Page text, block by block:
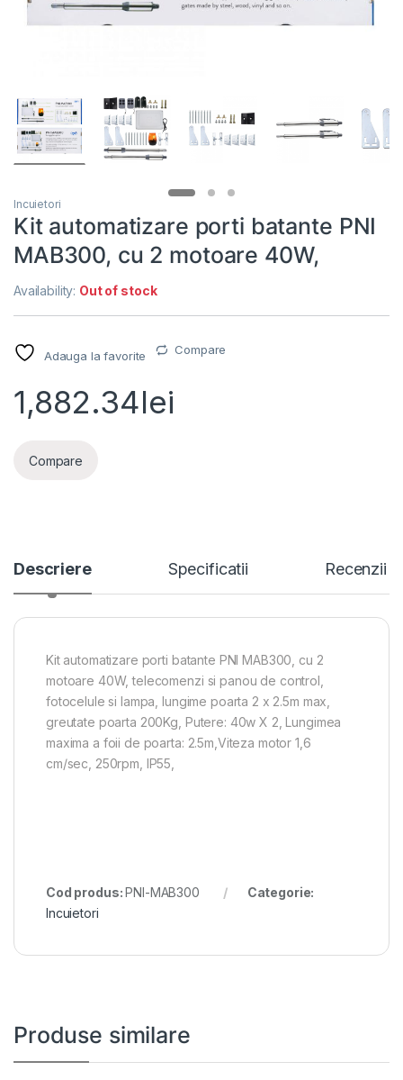
Incuietori
Kit automatizare porti batante PNI
MAB300, cu 2 motoare 40W,
Availability: Out of stock
Adauga la favorite Compare
1,882.34lei
Compare
Descriere Specificatii Recenzii
Kit automatizare porti batante PNI MAB300, cu 2
motoare 40W, telecomenzi si panou de control,
fotocelule si lampa, lungime poarta 2 x 2.5m max,
greutate poarta 200Kg, Putere: 40w X 2, Lungimea
maxima a foii de poarta: 2.5m,Viteza motor 1,6
cm/sec, 250rpm, IP55,
Cod produs:PNI-MAB300
Categorie:
Incuietori
Produse similare